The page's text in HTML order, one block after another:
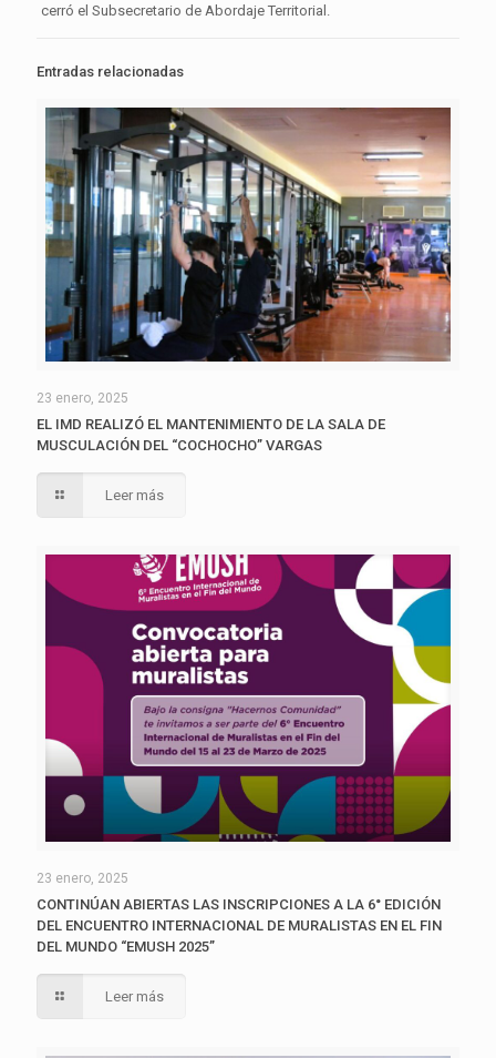
cerró el Subsecretario de Abordaje Territorial.
Entradas relacionadas
23 enero, 2025
EL IMD REALIZÓ EL MANTENIMIENTO DE LA SALA DE
MUSCULACIÓN DEL “COCHOCHO” VARGAS
Leer más
23 enero, 2025
CONTINÚAN ABIERTAS LAS INSCRIPCIONES A LA 6° EDICIÓN
DEL ENCUENTRO INTERNACIONAL DE MURALISTAS EN EL FIN
DEL MUNDO “EMUSH 2025”
Leer más